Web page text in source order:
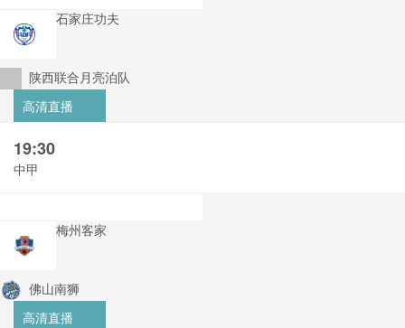
石家庄功夫
陕西联合月亮泊队
高清直播
19:30
中甲
梅州客家
佛山南狮
高清直播